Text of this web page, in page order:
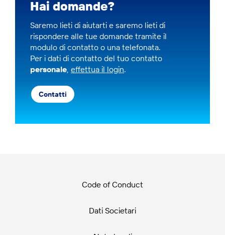
Hai domande?
Saremo lieti di aiutarti e saremo lieti di
rispondere alle tue domande tramite il
modulo di contatto o una telefonata.
Per i dati di contatto del tuo contatto
personale, effettua il login.
Contatti
Code of Conduct
Dati Societari